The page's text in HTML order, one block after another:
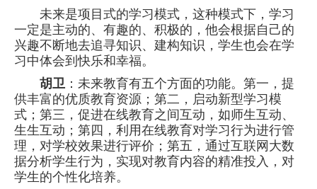
未来是项目式的学习模式，这种模式下，学习
一定是主动的、有趣的、积极的，他会根据自己的
兴趣不断地去追寻知识、建构知识，学生也会在学
习中体会到快乐和幸福。
胡卫 ：未来教育有五个方面的功能。第一，提
供丰富的优质教育资源；第二，启动新型学习模
式；第三，促进在线教育之间互动，如师生互动、
生生互动；第四，利用在线教育对学习行为进行管
理，对学校效果进行评价；第五，通过互联网大数
据分析学生行为，实现对教育内容的精准投入，对
学生的个性化培养。